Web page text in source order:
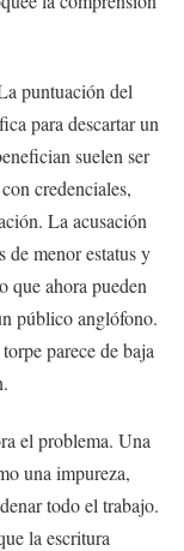
puntuación del
para descartar un
suelen ser
credenciales,
La acusación
de menor estatus y
que ahora pueden
público anglófono.
parece de baja
el problema. Una
una impureza,
todo el trabajo.
la escritura